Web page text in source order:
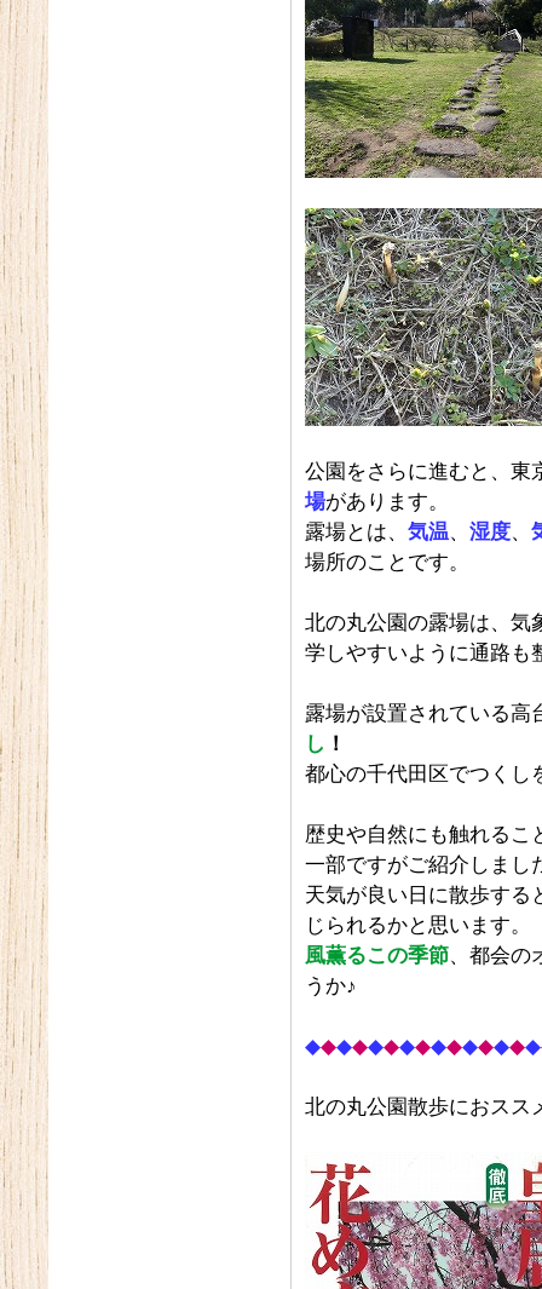
公園をさらに進むと、東
場があります。
露場とは、 気温、 湿度、
場所のことです。
北の丸公園の露場は、気
学しやすいように通路も
露場が設置されている高
し ！
都心の千代田区でつくし
歴史や自然にも触れるこ
一部ですがご紹介しまし
天気が良い日に散歩する
じられるかと思います。
風薫るこの季節、都会の
うか♪
◆◆◆◆◆◆◆◆◆◆◆◆◆◆◆
北の丸公園散歩におスス